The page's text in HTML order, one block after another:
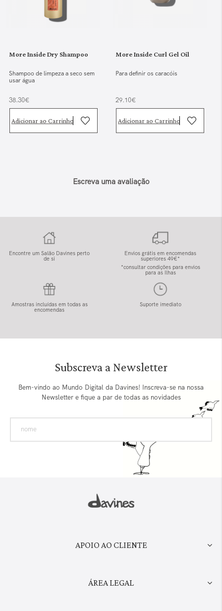
More Inside Dry Shampoo
Shampoo de limpeza a seco sem
usar água
38.30€
Adicionar ao Carrinho
More Inside Curl Gel Oil
Para definir os caracóis
29.10€
Adicionar ao Carrinho
Escreva uma avaliação
Encontre um Salão Davines perto
de si
Envios grátis em encomendas
superiores 49€*
*consultar condições para envios
para as Ilhas
Amostras incluídas em todas as
encomendas
Suporte imediato
Subscreva a Newsletter
Bem-vindo ao Mundo Digital da Davines! Inscreva-se na nossa
Newsletter e fique a par de todas as novidades
APOIO AO CLIENTE
ÁREA LEGAL